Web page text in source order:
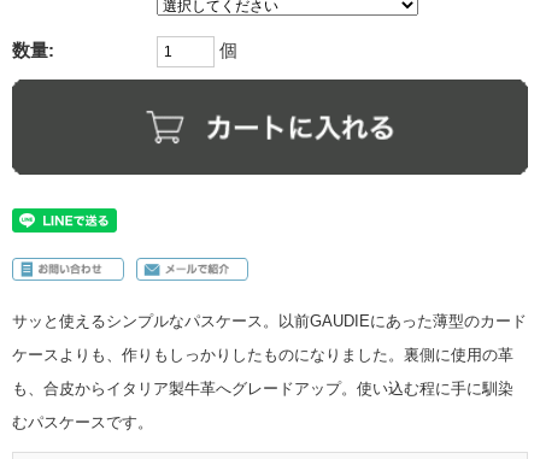
数量: 個
サッと使えるシンプルなパスケース。以前GAUDIEにあった薄型のカード
ケースよりも、作りもしっかりしたものになりました。裏側に使用の革
も、合皮からイタリア製牛革へグレードアップ。使い込む程に手に馴染
むパスケースです。